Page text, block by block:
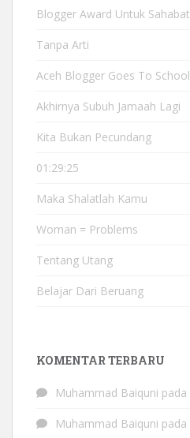
Blogger Award Untuk Sahabat
Tanpa Arti
Aceh Blogger Goes To School
Akhirnya Subuh Jamaah Lagi
Kita Bukan Pecundang
01:29:25
Maka Shalatlah Kamu
Woman = Problems
Tentang Utang
Belajar Dari Beruang
KOMENTAR TERBARU
Muhammad Baiquni pada
Muhammad Baiquni pada